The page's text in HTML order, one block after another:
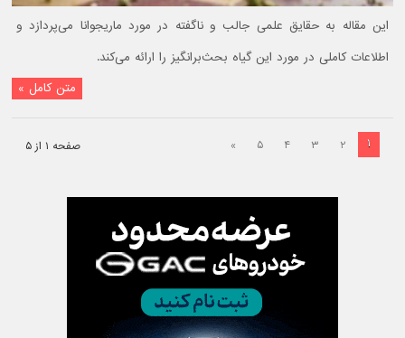
این مقاله به حقایق علمی جالب و ناگفته در مورد ماریجوانا می‌پردازد و
اطلاعات کاملی در مورد این گیاه بحث‌برانگیز را ارائه می‌کند.
متن کامل »
صفحه ۱ از ۵ ۱ ۲ ۳ ۴ ۵ »